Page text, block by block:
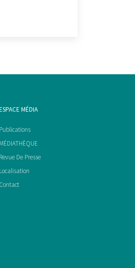
MÉDIA
Publications
MÉDIATHÈQUE
Revue De Presse
Localisation
Contact